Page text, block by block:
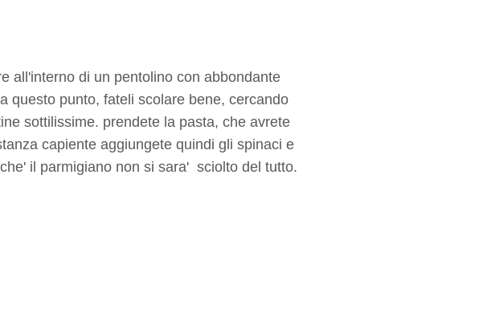
all'interno di un pentolino con abbondante
questo punto, fateli scolare bene, cercando
sottilissime. prendete la pasta, che avrete
capiente aggiungete quindi gli spinaci e
il parmigiano non si sara' sciolto del tutto.